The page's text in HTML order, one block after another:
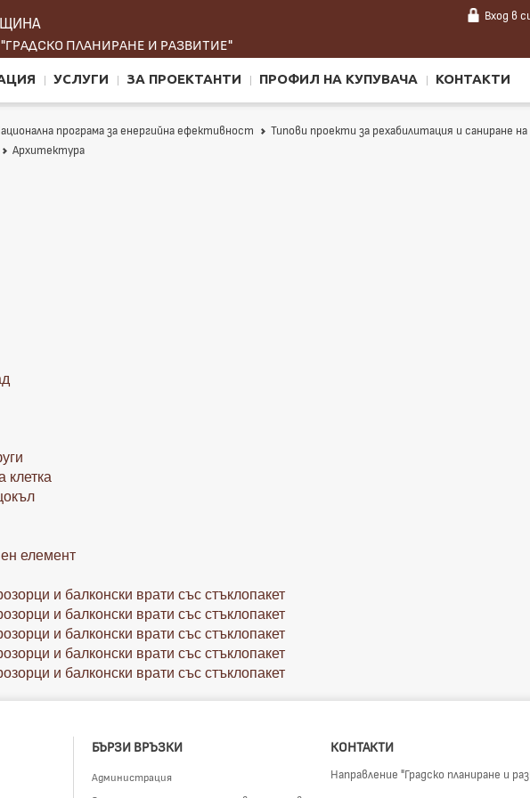
ПЛАНИРАНЕ И РАЗВИТИЕ"
Вход в
УСЛУГИ ЗА ПРОЕКТАНТИ ПРОФИЛ НА КУПУВАЧА КОНТАКТИ
програма за енергийна ефективност Типови проекти за рехабилитация и саниране
Архитектура
клетка
елемент
и балконски врати със стъклопакет
и балконски врати със стъклопакет
и балконски врати със стъклопакет
и балконски врати със стъклопакет
и балконски врати със стъклопакет
БЪРЗИ ВРЪЗКИ
Администрация
КОНТАКТИ
Направление "Градско планиране и